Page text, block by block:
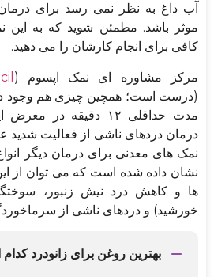
آب داغ به نظر نمی رسد برای
موثر باشد. مطمئن شوید که به
کافی برای انجام کارشان را می دهید.
مرکز مشاوره ای نمک اپسوم (
(درست است؛ همچین چیزی هم وجود
مدت حداقلی ۱۲ دقیقه
درمان دردهای ناشی از فعالیت شدید
نمک های معدنی برای درمان دیگر انواع
نشان داده شده است که می توان از
ها و کاهش درد نیش زنبور،
خورشید) و دردهای ناشی از
بهترین روغن برای زانودرد